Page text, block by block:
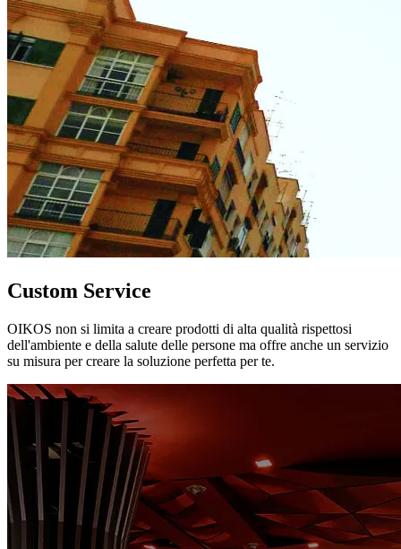
Custom Service
OIKOS non si limita a creare prodotti di alta qualità rispettosi
dell'ambiente e della salute delle persone ma offre anche un servizio
su misura per creare la soluzione perfetta per te.